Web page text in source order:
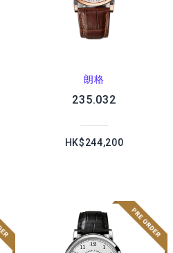
朗格
235.032
HK$244,200